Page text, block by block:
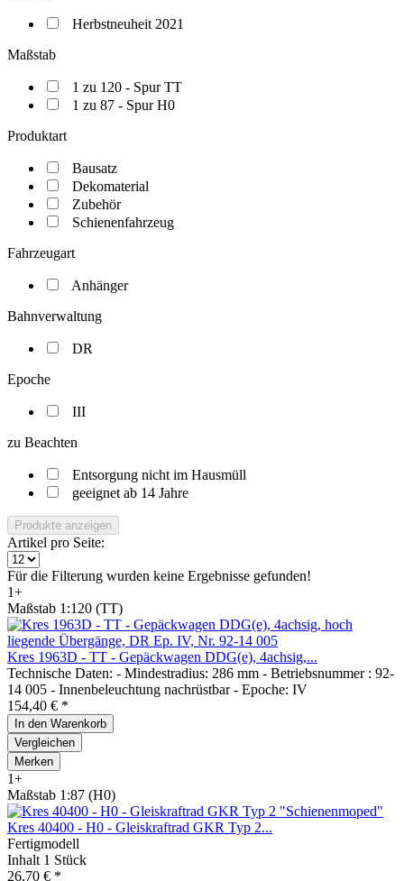
Herbstneuheit 2021
Maßstab
1 zu 120 - Spur TT
1 zu 87 - Spur H0
Produktart
Bausatz
Dekomaterial
Zubehör
Schienenfahrzeug
Fahrzeugart
Anhänger
Bahnverwaltung
DR
Epoche
III
zu Beachten
Entsorgung nicht im Hausmüll
geeignet ab 14 Jahre
Produkte anzeigen
Artikel pro Seite:
Für die Filterung wurden keine Ergebnisse gefunden!
1+
Maßstab 1:120 (TT)
Kres 1963D - TT - Gepäckwagen DDG(e), 4achsig,...
Technische Daten: - Mindestradius: 286 mm - Betriebsnummer : 92-
14 005 - Innenbeleuchtung nachrüstbar - Epoche: IV
154,40 € *
In den Warenkorb
Vergleichen
Merken
1+
Maßstab 1:87 (H0)
Kres 40400 - H0 - Gleiskraftrad GKR Typ 2...
Fertigmodell
Inhalt 1 Stück
26,70 € *